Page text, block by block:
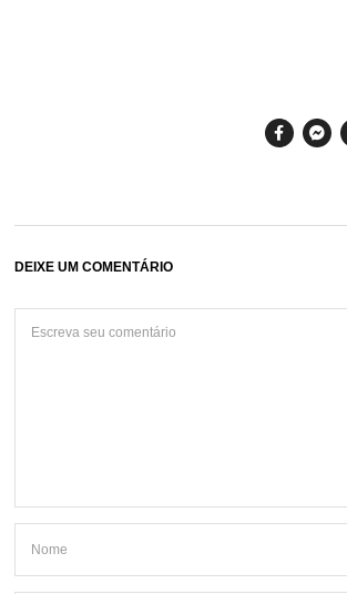
DEIXE UM COMENTÁRIO